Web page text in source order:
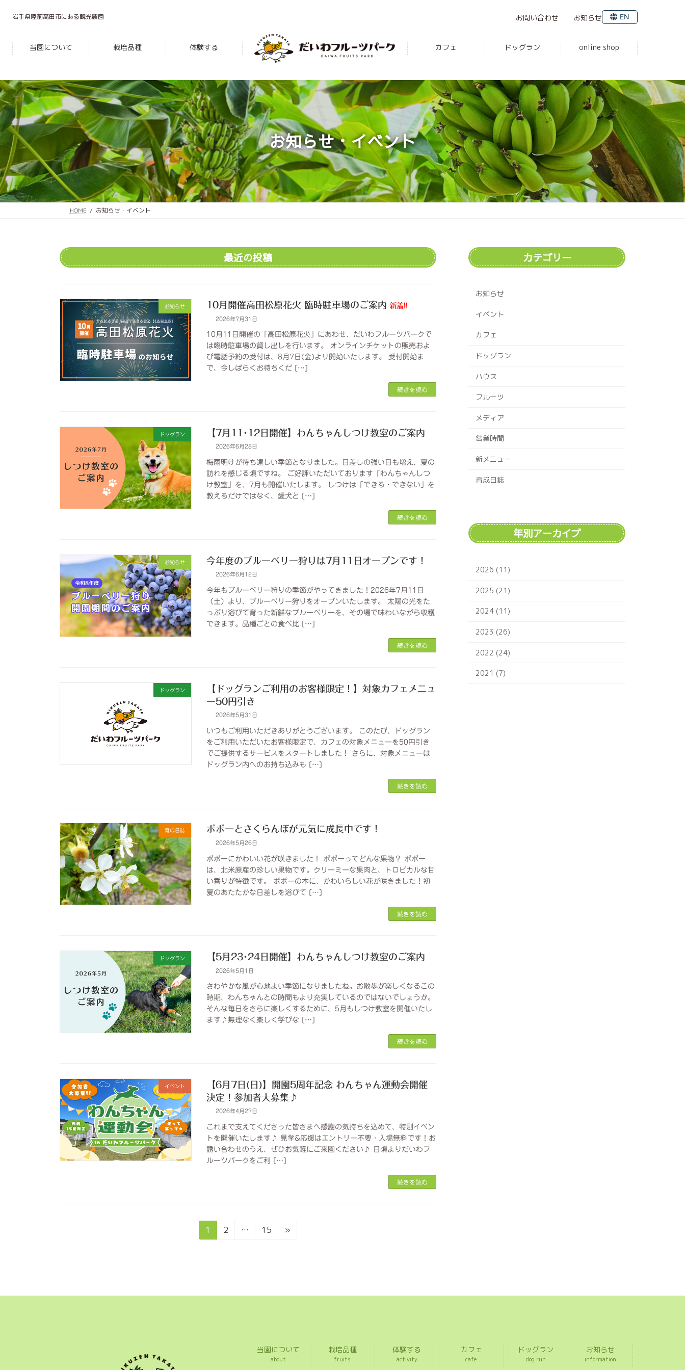
キ
ッ
プ
に
移
動
岩手県陸前高田市にある観光農園 お問い合わせ お知らせ EN
当園について 栽培品種 体験する カフェ ドッグラン online shop
お知らせ・イベント
HOME お知らせ・イベント
最近の投稿
お知らせ 10月開催高田松原花火 臨時駐車場のご案内 新着!!
2026年7月31日
10月11日開催の「高田松原花火」にあわせ、だいわフルーツパークで
は臨時駐車場の貸し出しを行います。 オンラインチケットの販売およ
び電話予約の受付は、8月7日(金)より開始いたします。 受付開始ま
で、今しばらくお待ちくだ […]
続きを読む
ドッグラン 【7月11･12日開催】わんちゃんしつけ教室のご案内
2026年6月28日
梅雨明けが待ち遠しい季節となりました。日差しの強い日も増え、夏の
訪れを感じる頃ですね。 ご好評いただいております「わんちゃんしつ
け教室」を、7月も開催いたします。 しつけは「できる・できない」を
教えるだけではなく、愛犬と […]
続きを読む
お知らせ 今年度のブルーベリー狩りは7月11日オープンです！
2026年6月12日
今年もブルーベリー狩りの季節がやってきました！2026年7月11日
（土）より、ブルーベリー狩りをオープンいたします。 太陽の光をた
っぷり浴びて育った新鮮なブルーベリーを、その場で味わいながら収穫
できます。品種ごとの食べ比 […]
続きを読む
ドッグラン
【ドッグランご利用のお客様限定！】対象カフェメニュ
ー50円引き
2026年5月31日
いつもご利用いただきありがとうございます。 このたび、ドッグラン
をご利用いただいたお客様限定で、カフェの対象メニューを50円引き
でご提供するサービスをスタートしました！ さらに、対象メニューは
ドッグラン内へのお持ち込みも […]
続きを読む
育成日誌 ポポーとさくらんぼが元気に成長中です！
2026年5月26日
ポポーにかわいい花が咲きました！ ポポーってどんな果物？ ポポー
は、北米原産の珍しい果物です。クリーミーな果肉と、トロピカルな甘
い香りが特徴です。 ポポーの木に、かわいらしい花が咲きました！初
夏のあたたかな日差しを浴びて […]
続きを読む
ドッグラン 【5月23･24日開催】わんちゃんしつけ教室のご案内
2026年5月1日
さわやかな風が心地よい季節になりましたね。お散歩が楽しくなるこの
時期、わんちゃんとの時間もより充実しているのではないでしょうか。
そんな毎日をさらに楽しくするために、5月もしつけ教室を開催いたし
ます♪無理なく楽しく学びな […]
続きを読む
イベント
【6月7日(日)】開園5周年記念 わんちゃん運動会開催
決定！参加者大募集♪
2026年4月27日
これまで支えてくださった皆さまへ感謝の気持ちを込めて、特別イベン
トを開催いたします♪ 見学&応援はエントリー不要・入場無料です！お
誘い合わせのうえ、ぜひお気軽にご来園ください♪ 日頃よりだいわフ
ルーツパークをご利 […]
続きを読む
固
定
1
固
2 …
固
15 »
カテゴリー
お知らせ
イベント
カフェ
ドッグラン
ハウス
フルーツ
メディア
営業時間
新メニュー
育成日誌
年別アーカイブ
2026 (11)
2025 (21)
2024 (11)
2023 (26)
2022 (24)
2021 (7)
当園について
about
栽培品種
fruits
体験する
activity
カフェ
cafe
ドッグラン
dog run
お知らせ
information